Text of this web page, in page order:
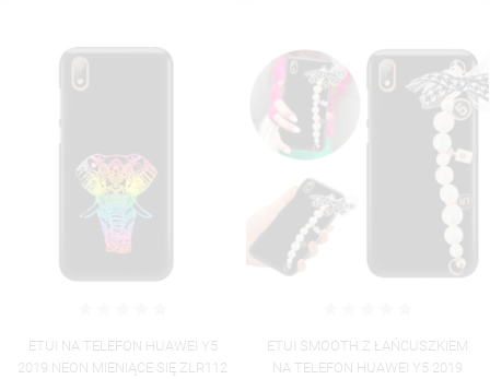
ETUI NA TELEFON HUAWEI Y5
2019 NEON MIENIĄCE SIĘ ZLR112
ETUI SMOOTH Z ŁAŃCUSZKIEM
NA TELEFON HUAWEI Y5 2019